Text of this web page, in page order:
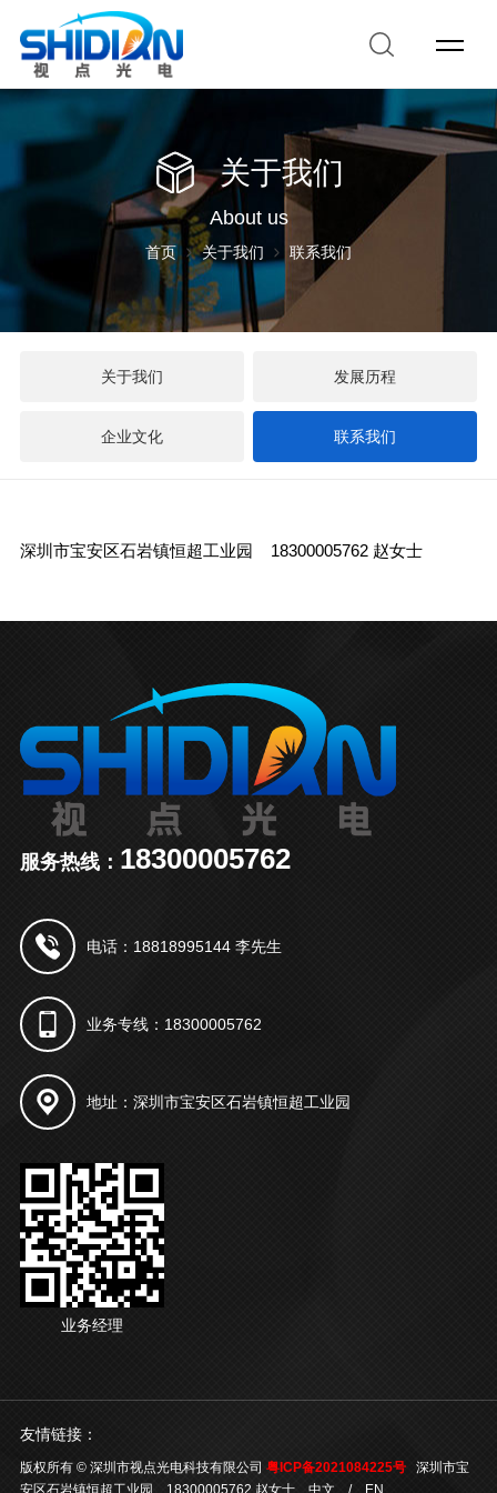
关于我们
About us
首页 关于我们 联系我们
关于我们 发展历程
企业文化 联系我们
深圳市宝安区石岩镇恒超工业园 18300005762 赵女士
服务热线： 18300005762
电话：18818995144 李先生
业务专线：18300005762
地址：深圳市宝安区石岩镇恒超工业园
业务经理
友情链接：
版权所有 © 深圳市视点光电科技有限公司 粤ICP备2021084225号深圳市宝
安区石岩镇恒超工业园 18300005762 赵女士 中文 / EN